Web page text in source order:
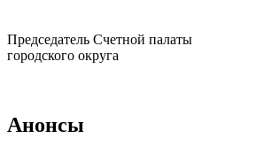
Председатель Счетной палаты
городского округа
Анонсы